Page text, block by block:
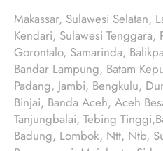
Makassar, Sulawesi Selatan,
Kendari, Sulawesi Tenggara,
Gorontalo, Samarinda,
Bandar Lampung, Batam
Padang, Jambi, Bengkulu,
Binjai, Banda Aceh, Aceh
Tanjungbalai, Tebing
Badung, Lombok, Ntt, Ntb,